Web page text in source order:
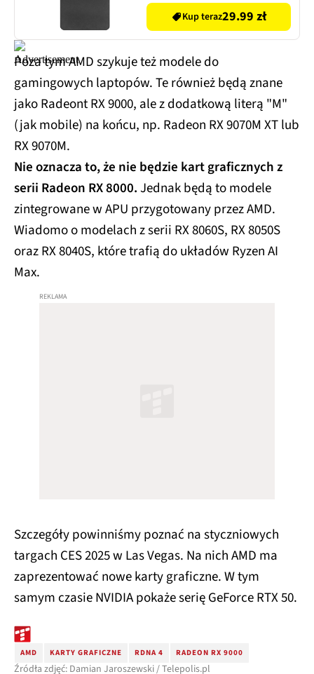
Kup teraz29.99 zł
Poza tym AMD szykuje też modele do
gamingowych laptopów. Te również będą znane
jako Radeont RX 9000, ale z dodatkową literą "M"
(jak mobile) na końcu, np. Radeon RX 9070M XT lub
RX 9070M.
Nie oznacza to, że nie będzie kart graficznych z
serii Radeon RX 8000.Jednak będą to modele
zintegrowane w APU przygotowany przez AMD.
Wiadomo o modelach z serii RX 8060S, RX 8050S
oraz RX 8040S, które trafią do układów Ryzen AI
Max.
Szczegóły powinniśmy poznać na styczniowych
targach CES 2025 w Las Vegas. Na nich AMD ma
zaprezentować nowe karty graficzne. W tym
samym czasie NVIDIA pokaże serię GeForce RTX 50.
AMD KARTY GRAFICZNE RDNA 4 RADEON RX 9000
Źródła zdjęć: Damian Jaroszewski / Telepolis.pl